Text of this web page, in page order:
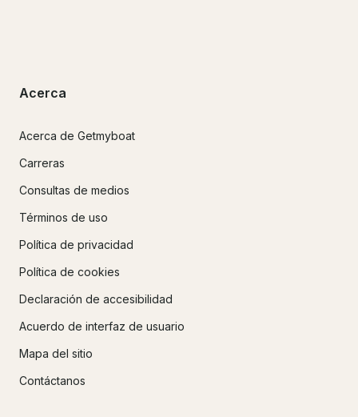
Acerca
Acerca de Getmyboat
Carreras
Consultas de medios
Términos de uso
Política de privacidad
Política de cookies
Declaración de accesibilidad
Acuerdo de interfaz de usuario
Mapa del sitio
Contáctanos